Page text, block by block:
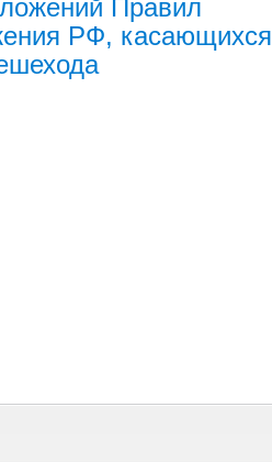
Правил
РФ, касающихся